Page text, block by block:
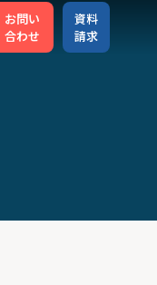
資料
請求
お問い
合わせ